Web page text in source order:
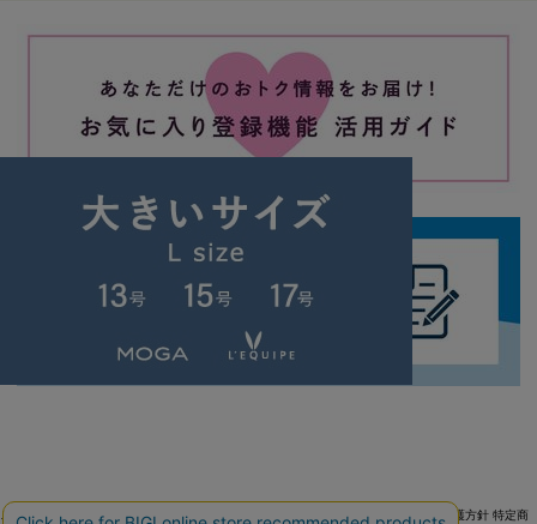
ご利用ガイド よくある質問 お問い合わせ ご利用規約 個人情報保護方針 特定商